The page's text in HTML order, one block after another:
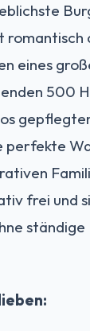
romantisch
eines
500
perfekte
frei und
ständige